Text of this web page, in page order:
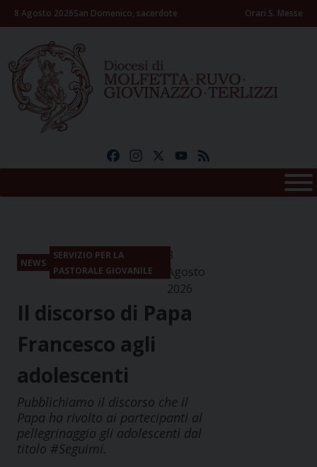
Skip8 Agosto 2026San Domenico, sacerdote Orari S. Messe
FacebookInstagramYouTube
NEWS
SERVIZIO PER LA
PASTORALE GIOVANILE
8
Agosto
2026
Il discorso di Papa
Francesco agli
adolescenti
Pubblichiamo il discorso che il
Papa ha rivolto ai partecipanti al
pellegrinaggio gli adolescenti dal
titolo #Seguimi.